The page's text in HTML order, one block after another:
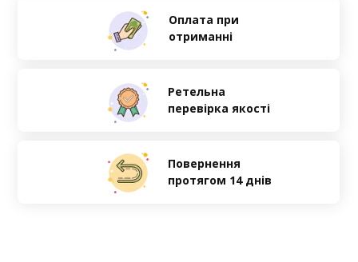
Оплата при
отриманні
Ретельна
перевірка якості
Повернення
протягом 14 днів